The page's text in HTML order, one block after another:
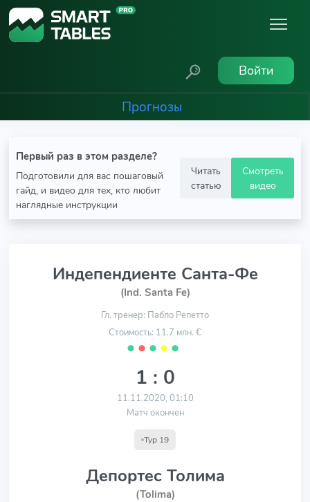
Войти
Прогнозы
Первый раз в этом разделе?
Подготовили для вас пошаговый
гайд, и видео для тех, кто любит
наглядные инструкции
Читать
статью
Смотреть
видео
Индепендиенте Санта-Фе
(Ind. Santa Fe)
Гл. тренер: Пабло Репетто
Стоимость: 11.7 млн. €
⬤ ⬤ ⬤ ⬤ ⬤
1 : 0
11.11.2020, 01:10
Матч окончен
Тур 19
Депортес Толима
(Tolima)